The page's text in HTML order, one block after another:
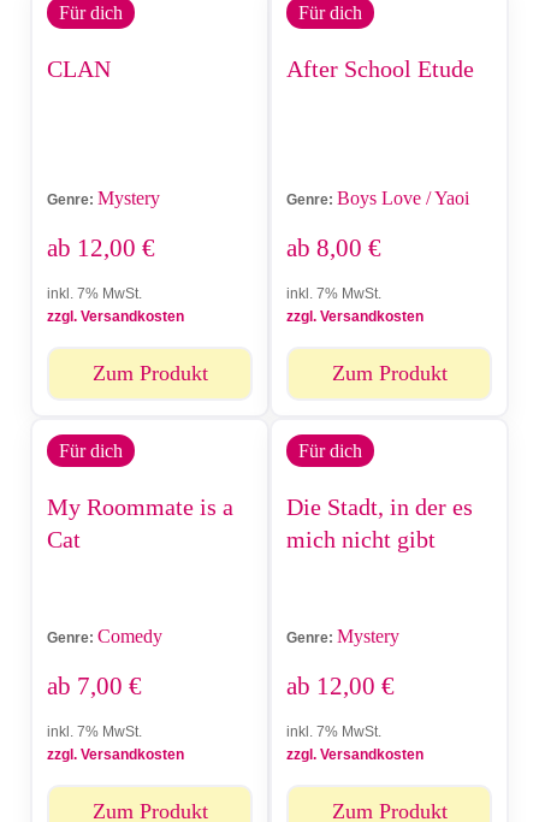
Für dich
CLAN
Genre: Mystery
ab 12,00 €
inkl. 7% MwSt.
zzgl. Versandkosten
Zum Produkt
Für dich
After School Etude
Genre: Boys Love / Yaoi
ab 8,00 €
inkl. 7% MwSt.
zzgl. Versandkosten
Zum Produkt
Für dich
My Roommate is a
Cat
Genre: Comedy
ab 7,00 €
inkl. 7% MwSt.
zzgl. Versandkosten
Zum Produkt
Für dich
Die Stadt, in der es
mich nicht gibt
Genre: Mystery
ab 12,00 €
inkl. 7% MwSt.
zzgl. Versandkosten
Zum Produkt